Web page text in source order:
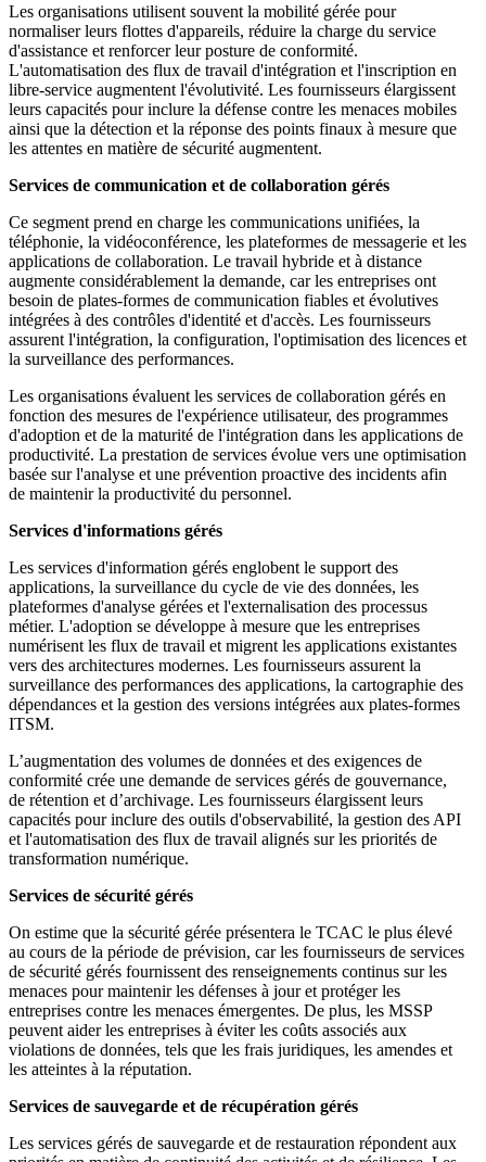
Les organisations utilisent souvent la mobilité gérée pour
normaliser leurs flottes d'appareils, réduire la charge du service
d'assistance et renforcer leur posture de conformité.
L'automatisation des flux de travail d'intégration et l'inscription en
libre-service augmentent l'évolutivité. Les fournisseurs élargissent
leurs capacités pour inclure la défense contre les menaces mobiles
ainsi que la détection et la réponse des points finaux à mesure que
les attentes en matière de sécurité augmentent.
Services de communication et de collaboration gérés
Ce segment prend en charge les communications unifiées, la
téléphonie, la vidéoconférence, les plateformes de messagerie et les
applications de collaboration. Le travail hybride et à distance
augmente considérablement la demande, car les entreprises ont
besoin de plates-formes de communication fiables et évolutives
intégrées à des contrôles d'identité et d'accès. Les fournisseurs
assurent l'intégration, la configuration, l'optimisation des licences et
la surveillance des performances.
Les organisations évaluent les services de collaboration gérés en
fonction des mesures de l'expérience utilisateur, des programmes
d'adoption et de la maturité de l'intégration dans les applications de
productivité. La prestation de services évolue vers une optimisation
basée sur l'analyse et une prévention proactive des incidents afin
de maintenir la productivité du personnel.
Services d'informations gérés
Les services d'information gérés englobent le support des
applications, la surveillance du cycle de vie des données, les
plateformes d'analyse gérées et l'externalisation des processus
métier. L'adoption se développe à mesure que les entreprises
numérisent les flux de travail et migrent les applications existantes
vers des architectures modernes. Les fournisseurs assurent la
surveillance des performances des applications, la cartographie des
dépendances et la gestion des versions intégrées aux plates-formes
ITSM.
L’augmentation des volumes de données et des exigences de
conformité crée une demande de services gérés de gouvernance,
de rétention et d’archivage. Les fournisseurs élargissent leurs
capacités pour inclure des outils d'observabilité, la gestion des API
et l'automatisation des flux de travail alignés sur les priorités de
transformation numérique.
Services de sécurité gérés
On estime que la sécurité gérée présentera le TCAC le plus élevé
au cours de la période de prévision, car les fournisseurs de services
de sécurité gérés fournissent des renseignements continus sur les
menaces pour maintenir les défenses à jour et protéger les
entreprises contre les menaces émergentes. De plus, les MSSP
peuvent aider les entreprises à éviter les coûts associés aux
violations de données, tels que les frais juridiques, les amendes et
les atteintes à la réputation.
Services de sauvegarde et de récupération gérés
Les services gérés de sauvegarde et de restauration répondent aux